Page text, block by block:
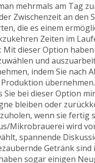
mehrmals am Tag
Zwischenzeit an den
die es einem
Zeiten im
Mit dieser Option
und
indem Sie nach
Sie bei dieser Option
bleiben oder
wenn sie fertig
Mikrobrauerei wird
spannende
Getränk sind
sogar einigen